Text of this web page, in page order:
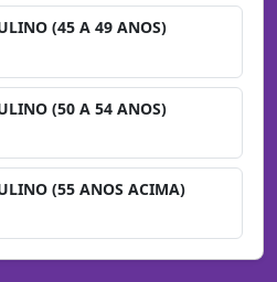
(45 A 49 ANOS)
(50 A 54 ANOS)
(55 ANOS ACIMA)